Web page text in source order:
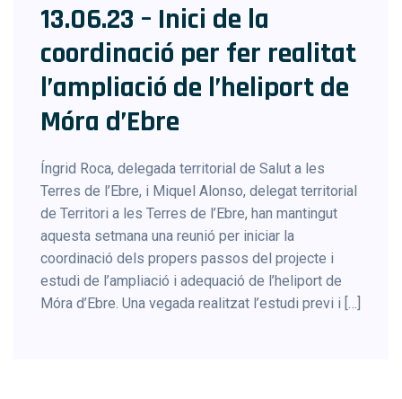
13.06.23 – Inici de la
coordinació per fer realitat
l’ampliació de l’heliport de
Móra d’Ebre
Íngrid Roca, delegada territorial de Salut a les
Terres de l’Ebre, i Miquel Alonso, delegat territorial
de Territori a les Terres de l’Ebre, han mantingut
aquesta setmana una reunió per iniciar la
coordinació dels propers passos del projecte i
estudi de l’ampliació i adequació de l’heliport de
Móra d’Ebre. Una vegada realitzat l’estudi previ i […]